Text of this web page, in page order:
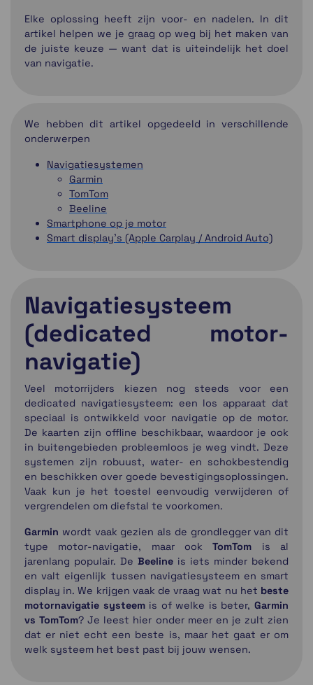
Elke oplossing heeft zijn voor- en nadelen. In dit
artikel helpen we je graag op weg bij het maken van
de juiste keuze — want dat is uiteindelijk het doel
van navigatie.
We hebben dit artikel opgedeeld in verschillende
onderwerpen
Navigatiesystemen
Garmin
TomTom
Beeline
Smartphone op je motor
Smart display's (Apple Carplay / Android Auto)
Navigatiesysteem
(dedicated motor-
navigatie)
Veel motorrijders kiezen nog steeds voor een
dedicated navigatiesysteem: een los apparaat dat
speciaal is ontwikkeld voor navigatie op de motor.
De kaarten zijn offline beschikbaar, waardoor je ook
in buitengebieden probleemloos je weg vindt. Deze
systemen zijn robuust, water- en schokbestendig
en beschikken over goede bevestigingsoplossingen.
Vaak kun je het toestel eenvoudig verwijderen of
vergrendelen om diefstal te voorkomen.
Garmin wordt vaak gezien als de grondlegger van dit
type motor-navigatie, maar ookTomTom is al
jarenlang populair. De Beeline is iets minder bekend
en valt eigenlijk tussen navigatiesysteem en smart
display in. We krijgen vaak de vraag wat nu het beste
motornavigatie systeemis of welke is beter,Garmin
vs TomTom? Je leest hier onder meer en je zult zien
dat er niet echt een beste is, maar het gaat er om
welk systeem het best past bij jouw wensen.